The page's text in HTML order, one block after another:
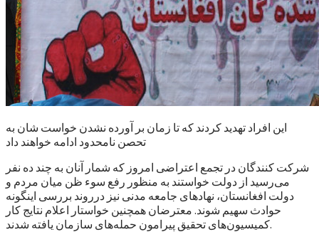
این افراد تهدید کردند که تا زمان بر آورده نشدن خواست شان به
تحصن نامحدود ادامه خواهند داد
شرکت کنندگان در تجمع اعتراضی امروز که شمار آنان به چند ده نفر
می‌رسید از دولت خواستند به منظور رفع سوء ظن میان مردم و
دولت افغانستان، نهادهای جامعه مدنی نیز درروند بررسی اینگونه
حوادث سهیم شوند. معترضان همچنین خواستار اعلام نتایج کار
کمیسیون‌های تحقیق پیرامون حمله‌های سازمان یافته شدند.